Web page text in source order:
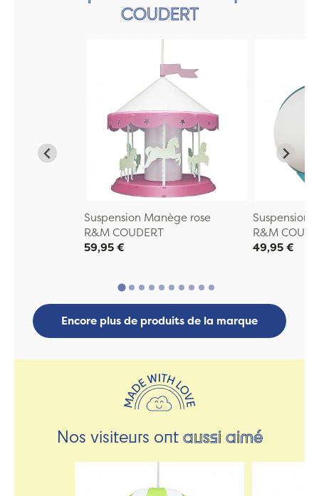
COUDERT
Suspension Manège rose
R&M COUDERT
59,95 €
Suspension
R&M
49,95 €
Encore plus de produits de la marque
Nos visiteurs ontaussi aimé